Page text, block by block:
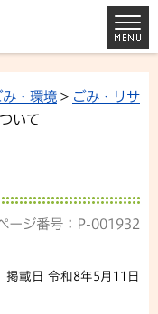
み・環境 > ごみ・リサ
いて
ージ番号：P-001932
掲載日 令和8年5月11日